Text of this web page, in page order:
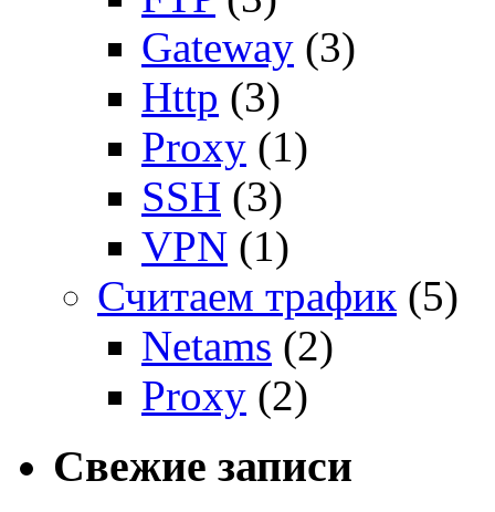
Gateway (3)
Http (3)
Proxy (1)
SSH (3)
VPN (1)
Считаем трафик (5)
Netams (2)
Proxy (2)
Свежие записи